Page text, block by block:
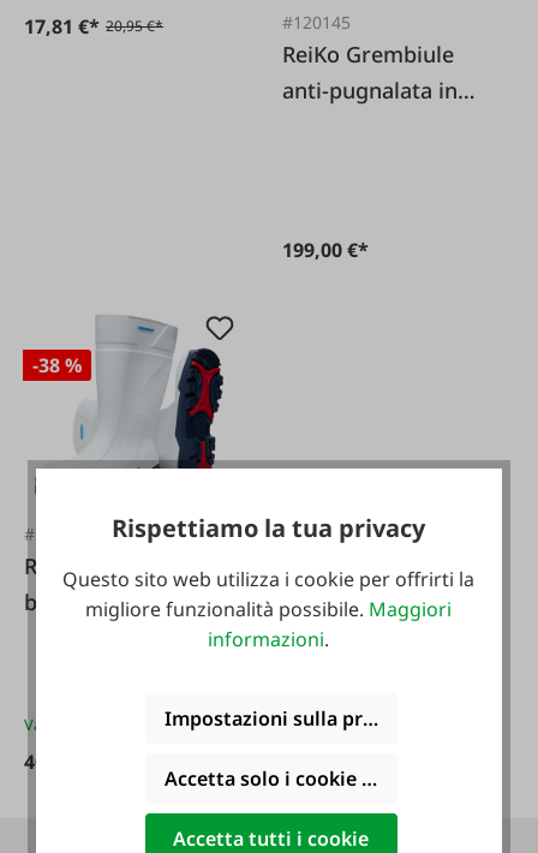
17,81 €* 20,95 €* #120145
ReiKo Grembiule
anti-pugnalata in
199,00 €*
-38 %
#123505
ReiKo Stivali PU
bianchi S4
Varianti da
40,00 €*
Rispettiamo la tua privacy
Questo sito web utilizza i cookie per offrirti la
migliore funzionalità possibile. Maggiori
informazioni.
Impostazioni sulla privacy
Accetta solo i cookie funzionali
Accetta tutti i cookie